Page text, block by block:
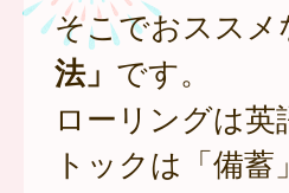
そこでおススメ
法」 です。
ローリングは
トックは「備